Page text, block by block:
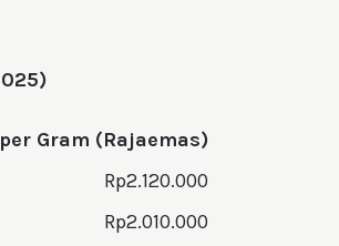
Gram (Rajaemas)
Rp2.120.000
Rp2.010.000